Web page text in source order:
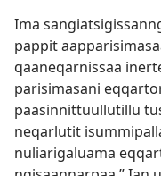
Ima
pap­pit
qaaneqar­nis­saa
parisimasani
paasin­nit­tuul­lutil­lu
neqarlutit
nuliarigaluama